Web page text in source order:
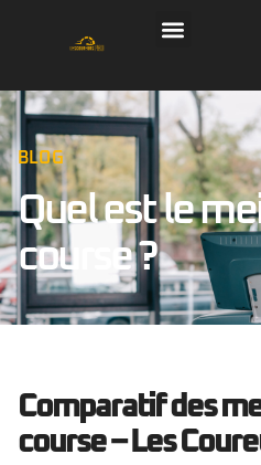
BLOG
Quel est le
course ?
Comparatif des
course – Les